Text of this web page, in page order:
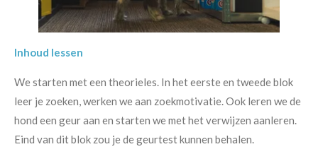
Inhoud lessen
We starten met een theorieles. In het eerste en tweede blok
leer je zoeken, werken we aan zoekmotivatie. Ook leren we de
hond een geur aan en starten we met het verwijzen aanleren.
Eind van dit blok zou je de geurtest kunnen behalen.